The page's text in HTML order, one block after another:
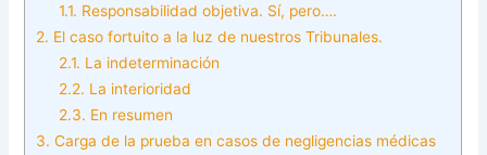
1.1. Responsabilidad objetiva. Sí, pero….
2. El caso fortuito a la luz de nuestros Tribunales.
2.1. La indeterminación
2.2. La interioridad
2.3. En resumen
3. Carga de la prueba en casos de negligencias médicas